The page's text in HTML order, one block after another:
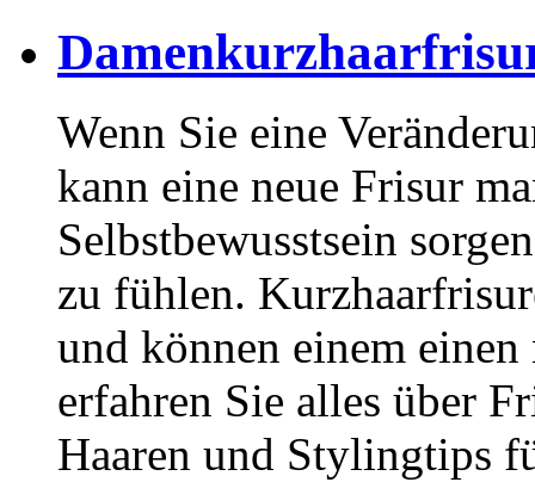
Wenn Sie eine
kann eine neue Frisur
Selbstbewusstsein
zu fühlen.
und können einem
erfahren Sie alles über
Haaren und Stylingtips